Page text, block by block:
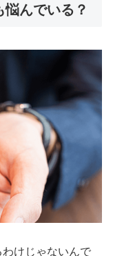
んでいる？
けじゃないんで